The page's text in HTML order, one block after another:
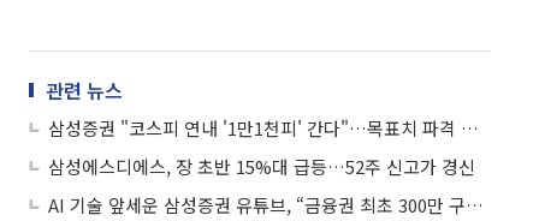
관련 뉴스
삼성증권 "코스피 연내 '1만1천피' 간다"…목표치 파격 상향
삼성에스디에스, 장 초반 15%대 급등…52주 신고가 경신
AI 기술 앞세운 삼성증권 유튜브, “금융권 최초 300만 구독자 돌파”